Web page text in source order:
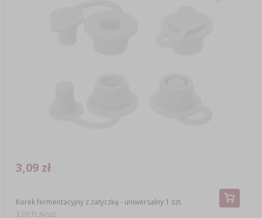
Korek fermentacyjny z zatyczką - uniwersalny 1 szt.
3,09 zł
3,09 PLN/szt.